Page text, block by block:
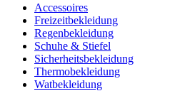
Accessoires
Freizeitbekleidung
Regenbekleidung
Schuhe & Stiefel
Sicherheitsbekleidung
Thermobekleidung
Watbekleidung